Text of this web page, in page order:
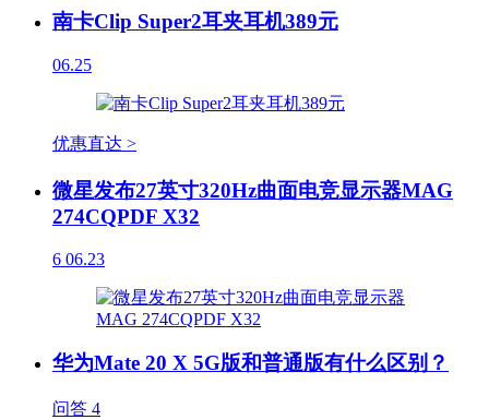
南卡Clip Super2耳夹耳机389元
06.25
优惠直达 >
微星发布27英寸320Hz曲面电竞显示器MAG
274CQPDF X32
6 06.23
华为Mate 20 X 5G版和普通版有什么区别？
问答 4